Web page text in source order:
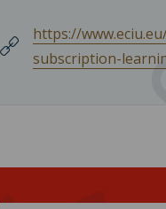
https://
subscription-